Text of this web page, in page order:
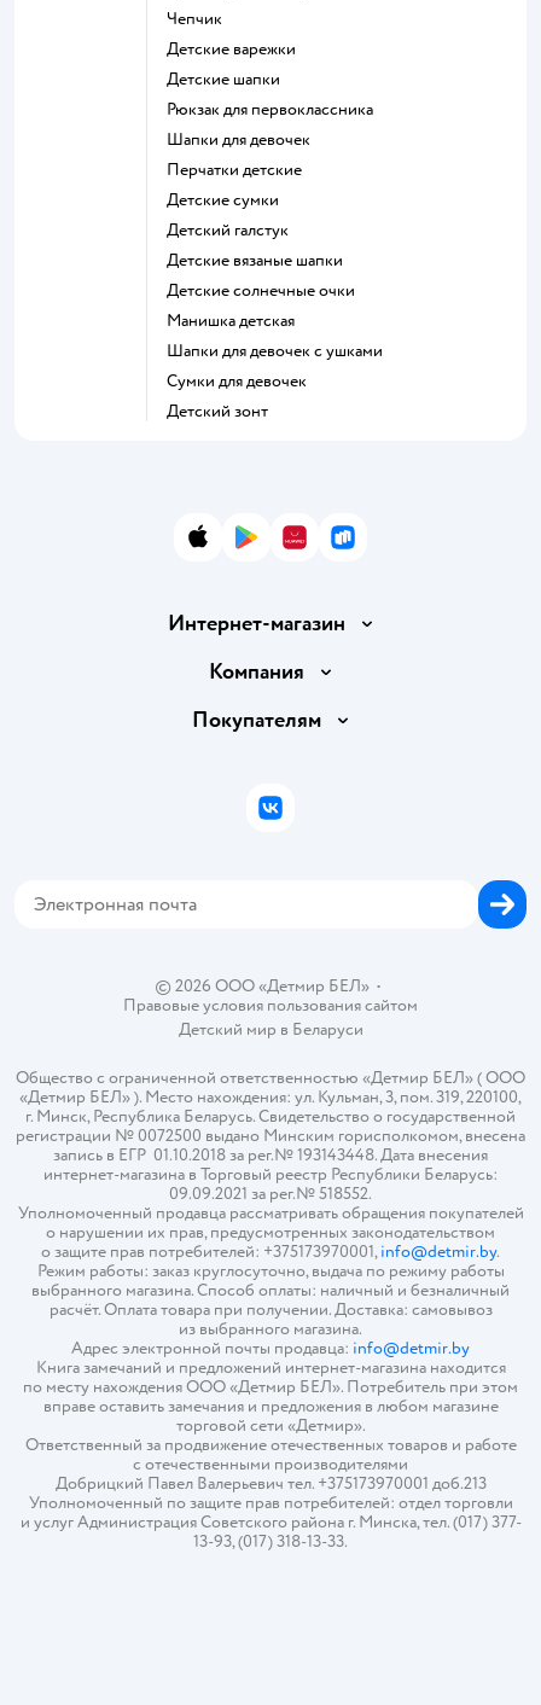
Чепчик
Детские варежки
Детские шапки
Рюкзак для первоклассника
Шапки для девочек
Перчатки детские
Детские сумки
Детский галстук
Детские вязаные шапки
Детские солнечные очки
Манишка детская
Шапки для девочек с ушками
Сумки для девочек
Детский зонт
App StoreGoogle Play
AppGallery
RuStore
Интернет-магазин
Доставка и оплата
Правила продажи
Политика использования файлов cookie
Компания
Вакансии
Покупателям
Бонусные карты
© 2026 ООО «Детмир БЕЛ»•
Правовые условия пользования сайтом
Детский мир в Беларуси
Общество с ограниченной ответственностью «Детмир БЕЛ» ( ООО
«Детмир БЕЛ» ). Место нахождения: ул. Кульман, 3, пом. 319, 220100,
г. Минск, Республика Беларусь. Свидетельство о государственной
регистрации № 0072500 выдано Минским горисполкомом, внесена
запись в ЕГР 01.10.2018 за рег.№ 193143448. Дата внесения
интернет-магазина в Торговый реестр Республики Беларусь:
09.09.2021 за рег.№ 518552.
Уполномоченный продавца рассматривать обращения покупателей
о нарушении их прав, предусмотренных законодательством
о защите прав потребителей: +375173970001,info@detmir.by.
Режим работы: заказ круглосуточно, выдача по режиму работы
выбранного магазина. Способ оплаты: наличный и безналичный
расчёт. Оплата товара при получении. Доставка: самовывоз
из выбранного магазина.
Адрес электронной почты продавца: info@detmir.by
Книга замечаний и предложений интернет-магазина находится
по месту нахождения ООО «Детмир БЕЛ». Потребитель при этом
вправе оставить замечания и предложения в любом магазине
торговой сети «Детмир».
Ответственный за продвижение отечественных товаров и работе
с отечественными производителями
Добрицкий Павел Валерьевич тел. +375173970001 доб.213
Уполномоченный по защите прав потребителей: отдел торговли
и услуг Администрация Советского района г. Минска, тел. (017) 377-
13-93, (017) 318-13-33.
ВКонтакте